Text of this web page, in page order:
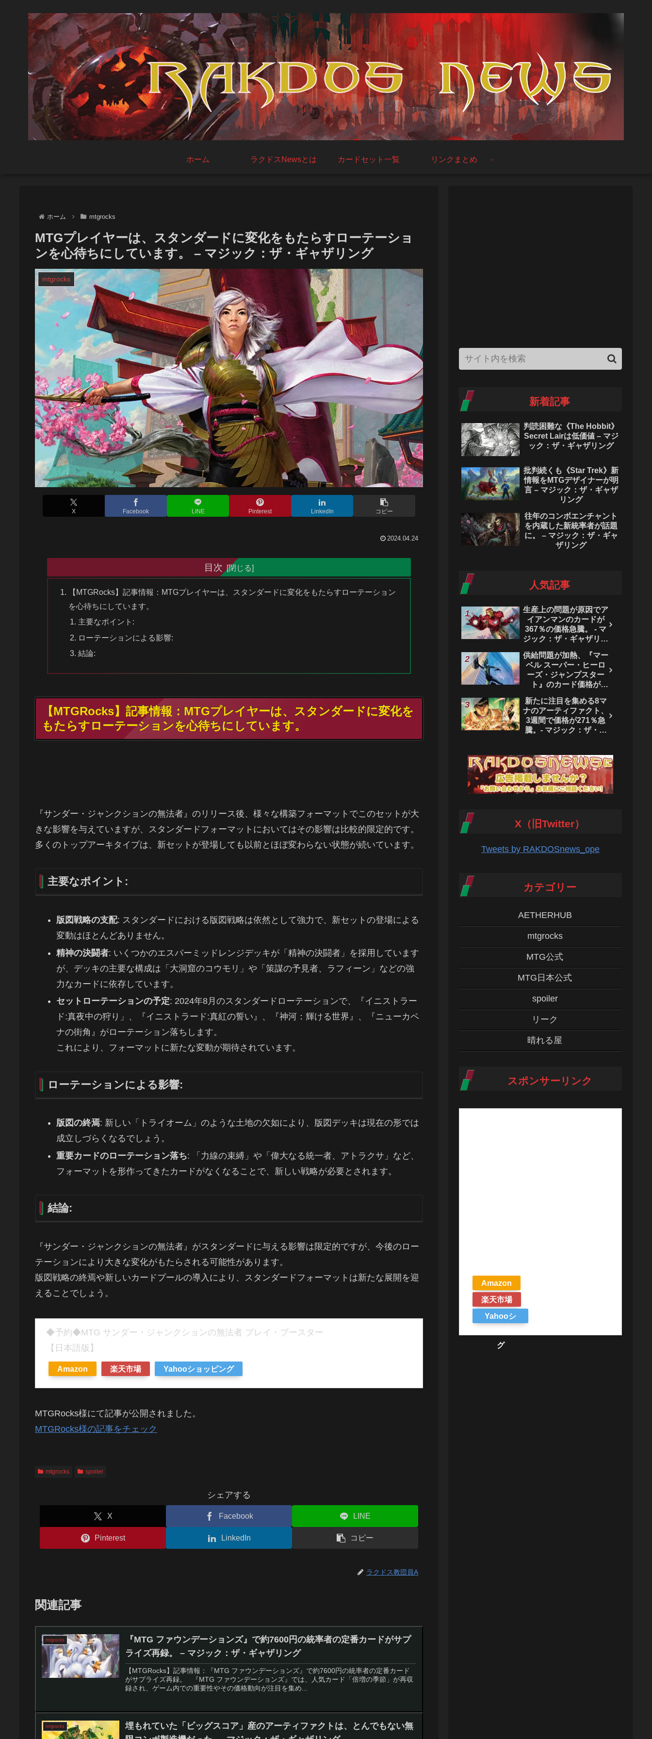
ホーム ラクドスNewsとは カードセット一覧 リンクまとめ
ホーム mtgrocks
MTGプレイヤーは、スタンダードに変化をもたらすローテーショ
ンを心待ちにしています。 – マジック：ザ・ギャザリング
mtgrocks
X Facebook LINE Pinterest LinkedIn コピー
2024.04.24
目次
【MTGRocks】記事情報：MTGプレイヤーは、スタンダードに変化をもたらすローテーション
を心待ちにしています。
主要なポイント:
ローテーションによる影響:
結論:
【MTGRocks】記事情報：MTGプレイヤーは、スタンダードに変化を
もたらすローテーションを心待ちにしています。
『サンダー・ジャンクションの無法者』のリリース後、様々な構築フォーマットでこのセットが大
きな影響を与えていますが、スタンダードフォーマットにおいてはその影響は比較的限定的です。
多くのトップアーキタイプは、新セットが登場しても以前とほぼ変わらない状態が続いています。
主要なポイント:
版図戦略の支配: スタンダードにおける版図戦略は依然として強力で、新セットの登場による
変動はほとんどありません。
精神の決闘者: いくつかのエスパーミッドレンジデッキが「精神の決闘者」を採用しています
が、デッキの主要な構成は「大洞窟のコウモリ」や「策謀の予見者、ラフィーン」などの強
力なカードに依存しています。
セットローテーションの予定: 2024年8月のスタンダードローテーションで、『イニストラー
ド:真夜中の狩り」、『イニストラード:真紅の誓い』、『神河：輝ける世界』、『ニューカペ
ナの街角』がローテーション落ちします。
これにより、フォーマットに新たな変動が期待されています。
ローテーションによる影響:
版図の終焉: 新しい「トライオーム」のような土地の欠如により、版図デッキは現在の形では
成立しづらくなるでしょう。
重要カードのローテーション落ち: 「力線の束縛」や「偉大なる統一者、アトラクサ」など、
フォーマットを形作ってきたカードがなくなることで、新しい戦略が必要とされます。
結論:
『サンダー・ジャンクションの無法者』がスタンダードに与える影響は限定的ですが、今後のロー
テーションにより大きな変化がもたらされる可能性があります。
版図戦略の終焉や新しいカードプールの導入により、スタンダードフォーマットは新たな展開を迎
えることでしょう。
◆予約◆MTG サンダー・ジャンクションの無法者 プレイ・ブースター
【日本語版】
Amazon 楽天市場 Yahooショッピング
MTGRocks様にて記事が公開されました。
MTGRocks様の記事をチェック
mtgrocks spoiler
シェアする
X Facebook LINE
Pinterest LinkedIn コピー
ラクドス教団員A
関連記事
mtgrocks
『MTG ファウンデーションズ』で約7600円の統率者の定番カードがサプ
ライズ再録。 – マジック：ザ・ギャザリング
【MTGRocks】記事情報：『MTG ファウンデーションズ』で約7600円の統率者の定番カード
がサプライズ再録。 『MTG ファウンデーションズ』では、人気カード「倍増の季節」が再収
録され、ゲーム内での重要性やその価格動向が注目を集め...
mtgrocks
埋もれていた「ビッグスコア」産のアーティファクトは、とんでもない無
新着記事
判読困難な《The Hobbit》
Secret Lairは低価値 – マジ
ック：ザ・ギャザリング
批判続くも《Star Trek》新
情報をMTGデザイナーが明
言 – マジック：ザ・ギャザ
リング
往年のコンボエンチャント
を内蔵した新統率者が話題
に。 – マジック：ザ・ギャ
ザリング
人気記事
生産上の問題が原因でア
イアンマンのカードが
367％の価格急騰。 - マ
ジック：ザ・ギャザリン
供給問題が加熱、『マー
ベル スーパー・ヒーロ
ーズ・ジャンプスター
ト』のカード価格が
ク：ザ・ギャザリング
新たに注目を集める8マ
ナのアーティファクト、
3週間で価格が271％急
騰。- マジック：ザ・ギ
X（旧Twitter）
Tweets by RAKDOSnews_ope
カテゴリー
AETHERHUB
mtgrocks
MTG公式
MTG日本公式
spoiler
リーク
晴れる屋
スポンサーリンク
Amazon
楽天市場
Yahooシ
グ